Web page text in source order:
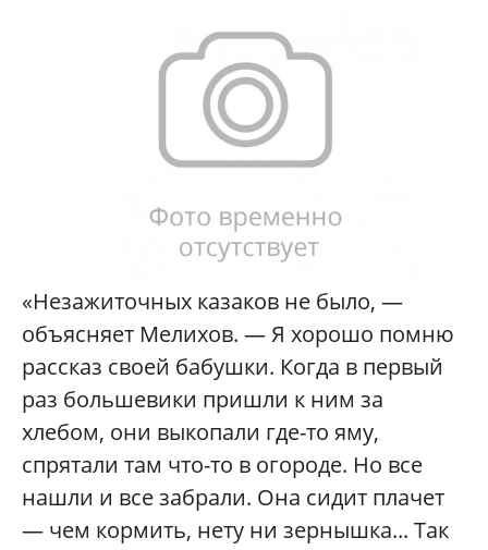
«Незажиточных казаков не было, —
объясняет Мелихов. — Я хорошо помню
рассказ своей бабушки. Когда в первый
раз большевики пришли к ним за
хлебом, они выкопали где-то яму,
спрятали там что-то в огороде. Но все
нашли и все забрали. Она сидит плачет
— чем кормить, нету ни зернышка... Так